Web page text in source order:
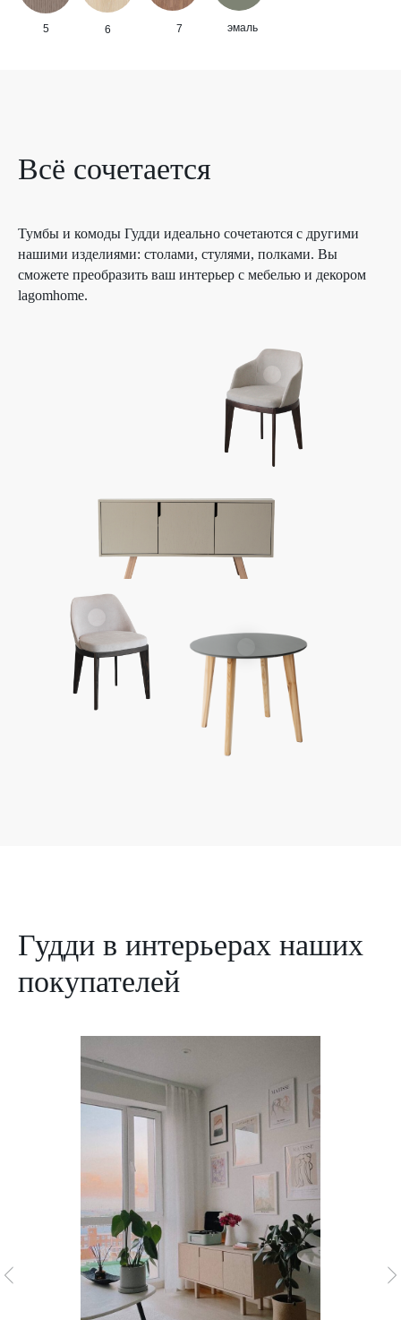
5 6 7 эмаль
Всё сочетается
Тумбы и комоды Гудди идеально сочетаются с другими
нашими изделиями: столами, стулями, полками. Вы
сможете преобразить ваш интерьер с мебелью и декором
lagomhome.
Гудди в интерьерах наших
покупателей